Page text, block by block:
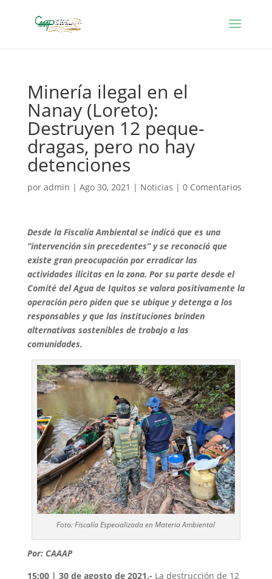
Minería ilegal en el
Nanay (Loreto):
Destruyen 12 peque-
dragas, pero no hay
detenciones
por admin | Ago 30, 2021 | Noticias | 0 Comentarios
Desde la Fiscalía Ambiental se indicó que es una
“intervención sin precedentes” y se reconoció que
existe gran preocupación por erradicar las
actividades ilícitas en la zona. Por su parte desde el
Comité del Agua de Iquitos se valora positivamente la
operación pero piden que se ubique y detenga a los
responsables y que las instituciones brinden
alternativas sostenibles de trabajo a las
comunidades.
Foto: Fiscalía Especializada en Materia Ambiental
Por: CAAAP
15:00 | 30 de agosto de 2021.- La destrucción de 12